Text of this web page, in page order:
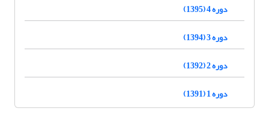
دوره 4 (1395)
دوره 3 (1394)
دوره 2 (1392)
دوره 1 (1391)